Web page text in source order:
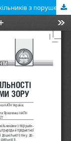
Формування предметної діяльності дошкільників з порушеннями зору